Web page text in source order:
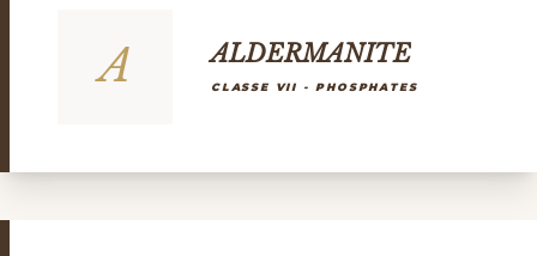
A ALDERMANITE
CLASSE VII - PHOSPHATES